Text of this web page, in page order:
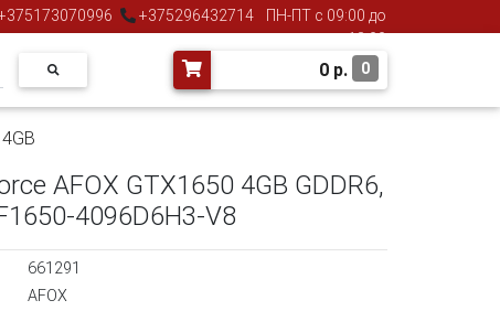
+375296432714
ПН-ПТ с 09:00 до
18:00
0 р. 0
AFOX GTX1650 4GB GDDR6,
4096D6H3-V8
661291
AFOX